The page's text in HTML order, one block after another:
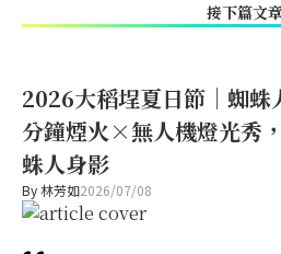
接下篇文
2026大稻埕夏日節｜蜘蛛
分鐘煙火×無人機燈光秀
蛛人身影
By林芳如2026/07/08